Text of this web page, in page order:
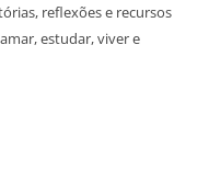
reflexões e recursos
estudar, viver e